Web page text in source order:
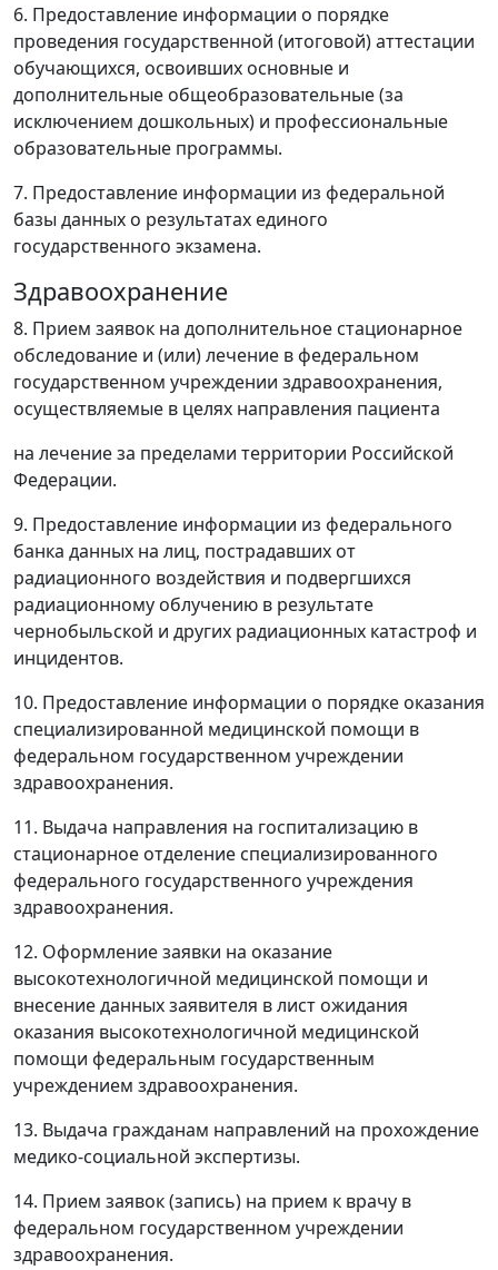
6. Предоставление информации о порядке
проведения государственной (итоговой) аттестации
обучающихся, освоивших основные и
дополнительные общеобразовательные (за
исключением дошкольных) и профессиональные
образовательные программы.
7. Предоставление информации из федеральной
базы данных о результатах единого
государственного экзамена.
Здравоохранение
8. Прием заявок на дополнительное стационарное
обследование и (или) лечение в федеральном
государственном учреждении здравоохранения,
осуществляемые в целях направления пациента
на лечение за пределами территории Российской
Федерации.
9. Предоставление информации из федерального
банка данных на лиц, пострадавших от
радиационного воздействия и подвергшихся
радиационному облучению в результате
чернобыльской и других радиационных катастроф и
инцидентов.
10. Предоставление информации о порядке оказания
специализированной медицинской помощи в
федеральном государственном учреждении
здравоохранения.
11. Выдача направления на госпитализацию в
стационарное отделение специализированного
федерального государственного учреждения
здравоохранения.
12. Оформление заявки на оказание
высокотехнологичной медицинской помощи и
внесение данных заявителя в лист ожидания
оказания высокотехнологичной медицинской
помощи федеральным государственным
учреждением здравоохранения.
13. Выдача гражданам направлений на прохождение
медико-социальной экспертизы.
14. Прием заявок (запись) на прием к врачу в
федеральном государственном учреждении
здравоохранения.